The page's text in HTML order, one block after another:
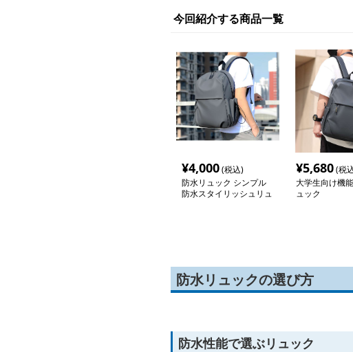
今回紹介する商品一覧
¥4,000(税込)
防水リュック シンプル
防水スタイリッシュリュ
¥5,680(税
大学生向け機
ュック
防水リュックの選び方
防水性能で選ぶリュック